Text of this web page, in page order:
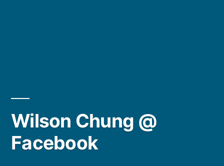
Wilson Chung @
Facebook